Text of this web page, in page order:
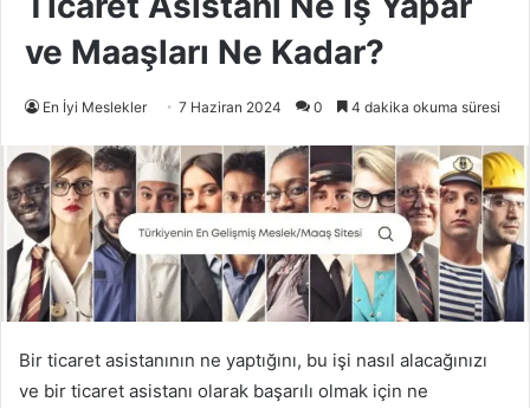
ve Maaşları Ne Kadar?
En İyi Meslekler 7 Haziran 2024 0 4 dakika okuma süresi
Bir ticaret asistanının ne yaptığını, bu işi nasıl alacağınızı
ve bir ticaret asistanı olarak başarılı olmak için ne